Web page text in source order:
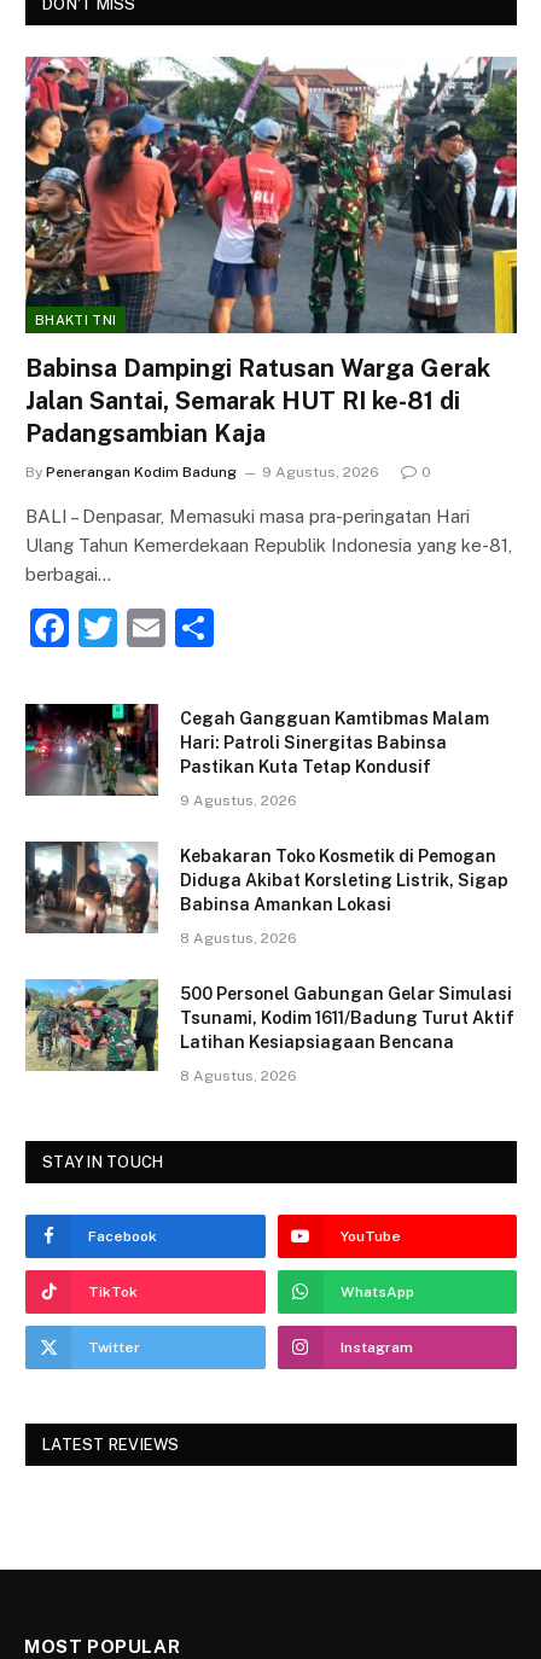
DON'T MISS
BHAKTI TNI
Babinsa Dampingi Ratusan Warga Gerak
Jalan Santai, Semarak HUT RI ke-81 di
Padangsambian Kaja
By Penerangan Kodim Badung 9 Agustus, 2026 0
BALI – Denpasar, Memasuki masa pra-peringatan Hari
Ulang Tahun Kemerdekaan Republik Indonesia yang ke-81,
berbagai…
F
c
e
b
o
k
T
itt
er
E
ai ar
e
Cegah Gangguan Kamtibmas Malam
Hari: Patroli Sinergitas Babinsa
Pastikan Kuta Tetap Kondusif
9 Agustus, 2026
Kebakaran Toko Kosmetik di Pemogan
Diduga Akibat Korsleting Listrik, Sigap
Babinsa Amankan Lokasi
8 Agustus, 2026
500 Personel Gabungan Gelar Simulasi
Tsunami, Kodim 1611/Badung Turut Aktif
Latihan Kesiapsiagaan Bencana
8 Agustus, 2026
STAY IN TOUCH
Facebook YouTube
TikTok WhatsApp
Twitter Instagram
LATEST REVIEWS
MOST POPULAR